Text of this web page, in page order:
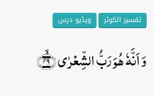
تفسیر الکوثر ویڈیو درس
وَ اَنَّہٗ ہُوَ رَبُّ الشِّعۡرٰی ﴿ۙ۴۹﴾